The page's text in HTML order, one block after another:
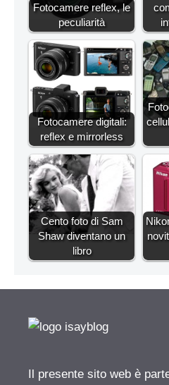
Fotocamere reflex, le
peculiarità
Fotocamere digitali:
reflex e mirrorless
Cento foto di Sam
Shaw diventano un
libro
Il presente sito web è